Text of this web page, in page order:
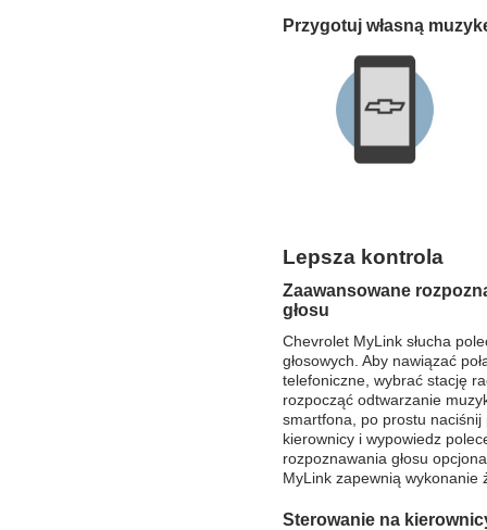
Przygotuj własną
Lepsza kontrola
Zaawansowane
głosu
Chevrolet MyLink słucha
głosowych. Aby nawiązać
telefoniczne, wybrać stację
rozpocząć odtwarzanie
smartfona, po prostu naciśnij
kierownicy i wypowiedz
rozpoznawania głosu
MyLink zapewnią wykonanie
Sterowanie na